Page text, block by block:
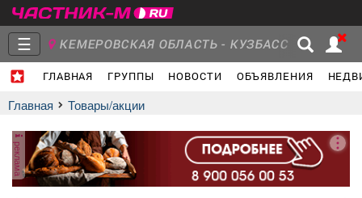
☰ КЕМЕРОВСКАЯ ОБЛАСТЬ - КУЗБАСС
ГЛАВНАЯ ГРУППЫ НОВОСТИ ОБЪЯВЛЕНИЯ
Главная
Объявления Недвижимость Услуги
Главная Товары/акции
реклама